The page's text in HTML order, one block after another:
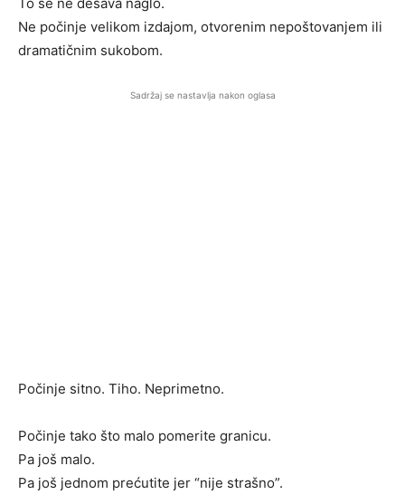
Ne počinje velikom izdajom, otvorenim nepoštovanjem ili
dramatičnim sukobom.
Sadržaj se nastavlja nakon oglasa
Počinje sitno. Tiho. Neprimetno.
Počinje tako što malo pomerite granicu.
Pa još malo.
Pa još jednom prećutite jer “nije strašno”.